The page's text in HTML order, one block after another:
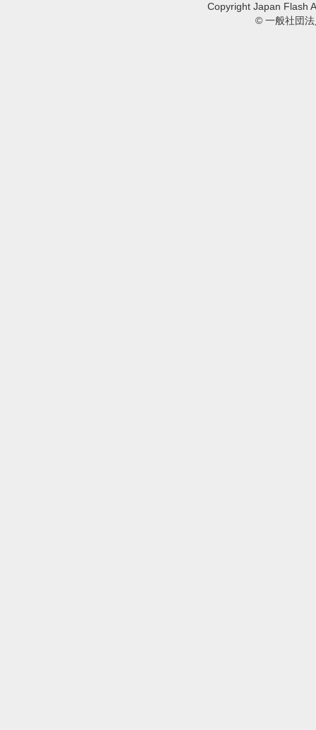
Copyright Japan Flash
© 一般社団